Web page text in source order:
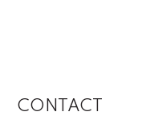
CONTACT